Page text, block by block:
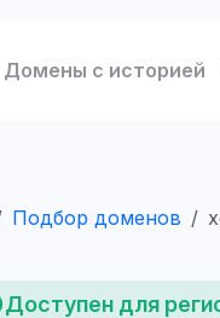
Домены с историей
Подбор доменов
Доступен для